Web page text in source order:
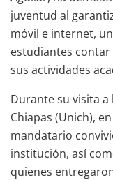
juventud al
móvil e internet,
estudiantes
sus actividades
Durante su visita
Chiapas (Unich),
mandatario
institución, así
quienes